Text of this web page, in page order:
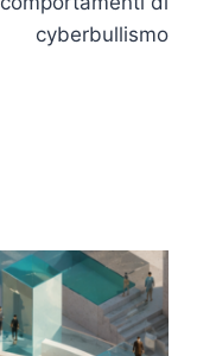
cyberbullismo